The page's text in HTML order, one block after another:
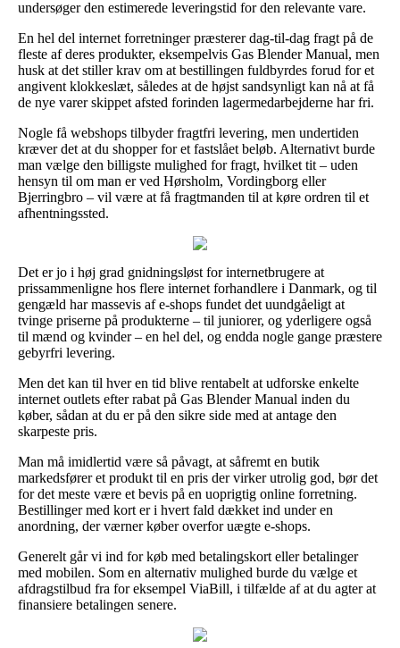
undersøger den estimerede leveringstid for den relevante vare.
En hel del internet forretninger præsterer dag-til-dag fragt på de
fleste af deres produkter, eksempelvis Gas Blender Manual, men
husk at det stiller krav om at bestillingen fuldbyrdes forud for et
angivent klokkeslæt, således at de højst sandsynligt kan nå at få
de nye varer skippet afsted forinden lagermedarbejderne har fri.
Nogle få webshops tilbyder fragtfri levering, men undertiden
kræver det at du shopper for et fastslået beløb. Alternativt burde
man vælge den billigste mulighed for fragt, hvilket tit – uden
hensyn til om man er ved Hørsholm, Vordingborg eller
Bjerringbro – vil være at få fragtmanden til at køre ordren til et
afhentningssted.
Det er jo i høj grad gnidningsløst for internetbrugere at
prissammenligne hos flere internet forhandlere i Danmark, og til
gengæld har massevis af e-shops fundet det uundgåeligt at
tvinge priserne på produkterne – til juniorer, og yderligere også
til mænd og kvinder – en hel del, og endda nogle gange præstere
gebyrfri levering.
Men det kan til hver en tid blive rentabelt at udforske enkelte
internet outlets efter rabat på Gas Blender Manual inden du
køber, sådan at du er på den sikre side med at antage den
skarpeste pris.
Man må imidlertid være så påvagt, at såfremt en butik
markedsfører et produkt til en pris der virker utrolig god, bør det
for det meste være et bevis på en uoprigtig online forretning.
Bestillinger med kort er i hvert fald dækket ind under en
anordning, der værner køber overfor uægte e-shops.
Generelt går vi ind for køb med betalingskort eller betalinger
med mobilen. Som en alternativ mulighed burde du vælge et
afdragstilbud fra for eksempel ViaBill, i tilfælde af at du agter at
finansiere betalingen senere.